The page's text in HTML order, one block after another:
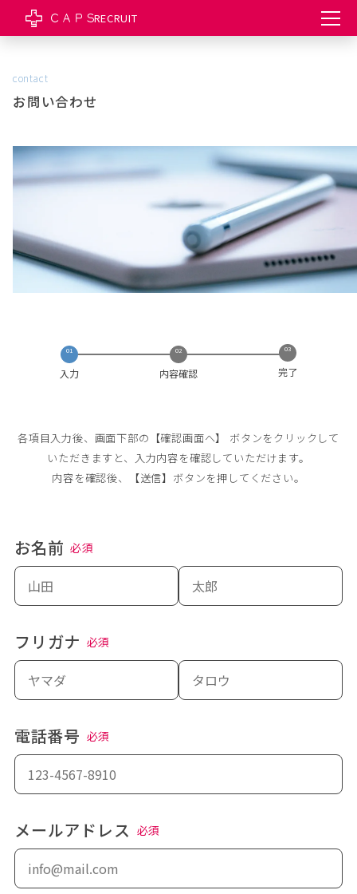
RECRUIT
contact
お問い合わせ
入力 内容確認 完了
各項目入力後、画面下部の【確認画面へ】 ボタンをクリックして
いただきますと、入力内容を確認していただけます。
内容を確認後、【送信】ボタンを押してください。
お名前 必須
フリガナ 必須
電話番号 必須
メールアドレス 必須